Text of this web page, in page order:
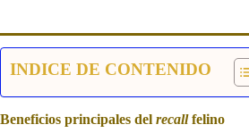
INDICE DE CONTENIDO
Beneficios principales del recallfelino